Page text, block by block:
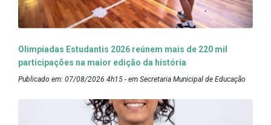
Olimpíadas Estudantis 2026 reúnem mais de 220 mil
participações na maior edição da história
Publicado em: 07/08/2026 4h15 - em Secretaria Municipal de Educação